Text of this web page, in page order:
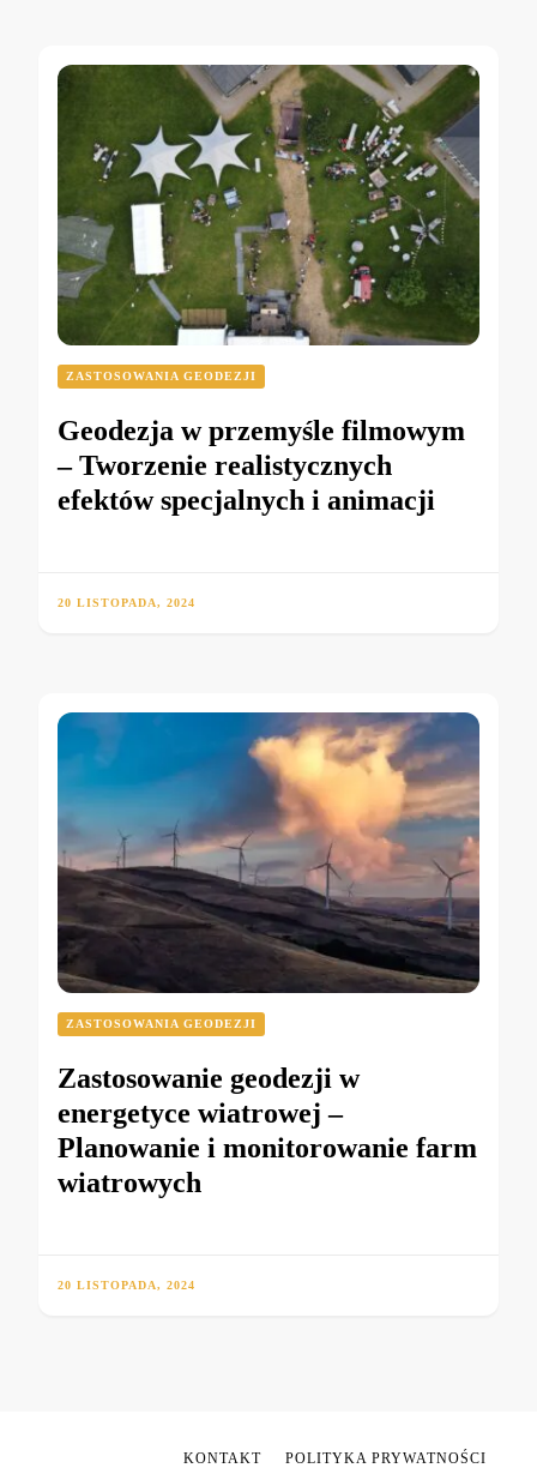
ZASTOSOWANIA GEODEZJI
Geodezja w przemyśle filmowym
– Tworzenie realistycznych
efektów specjalnych i animacji
20 LISTOPADA, 2024
ZASTOSOWANIA GEODEZJI
Zastosowanie geodezji w
energetyce wiatrowej –
Planowanie i monitorowanie farm
wiatrowych
20 LISTOPADA, 2024
KONTAKT POLITYKA PRYWATNOŚCI